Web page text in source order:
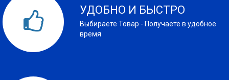
УДОБНО И БЫСТРО
Выбираете Товар - Получаете в удобное
время